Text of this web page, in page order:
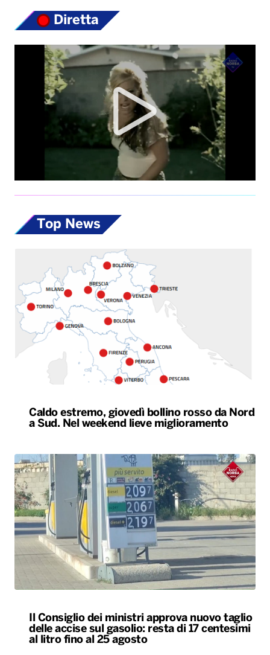
Diretta
Top News
Caldo estremo, giovedì bollino rosso da Nord
a Sud. Nel weekend lieve miglioramento
Il Consiglio dei ministri approva nuovo taglio
delle accise sul gasolio: resta di 17 centesimi
al litro fino al 25 agosto